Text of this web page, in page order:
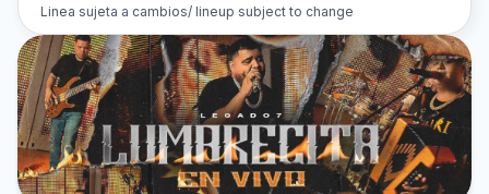
Linea sujeta a cambios/ lineup subject to change